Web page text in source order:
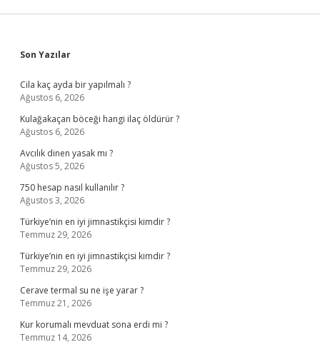
Sidebar
Son Yazılar
Cila kaç ayda bir yapılmalı ?
Ağustos 6, 2026
Kulağakaçan böceği hangi ilaç öldürür ?
Ağustos 6, 2026
Avcılık dinen yasak mı ?
Ağustos 5, 2026
750 hesap nasıl kullanılır ?
Ağustos 3, 2026
Türkiye’nin en iyi jimnastikçisi kimdir ?
Temmuz 29, 2026
Türkiye’nin en iyi jimnastikçisi kimdir ?
Temmuz 29, 2026
Cerave termal su ne işe yarar ?
Temmuz 21, 2026
Kur korumalı mevduat sona erdi mi ?
Temmuz 14, 2026